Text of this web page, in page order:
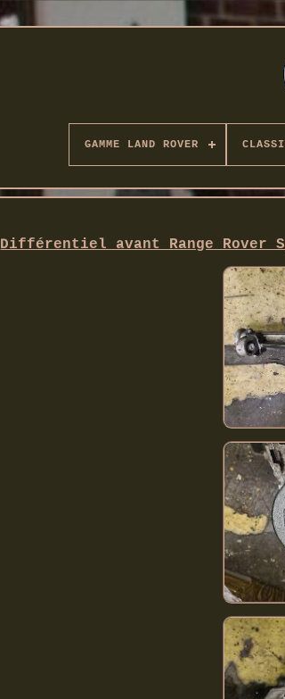
GAMME LAND ROVER
Différentiel avant Range Rover